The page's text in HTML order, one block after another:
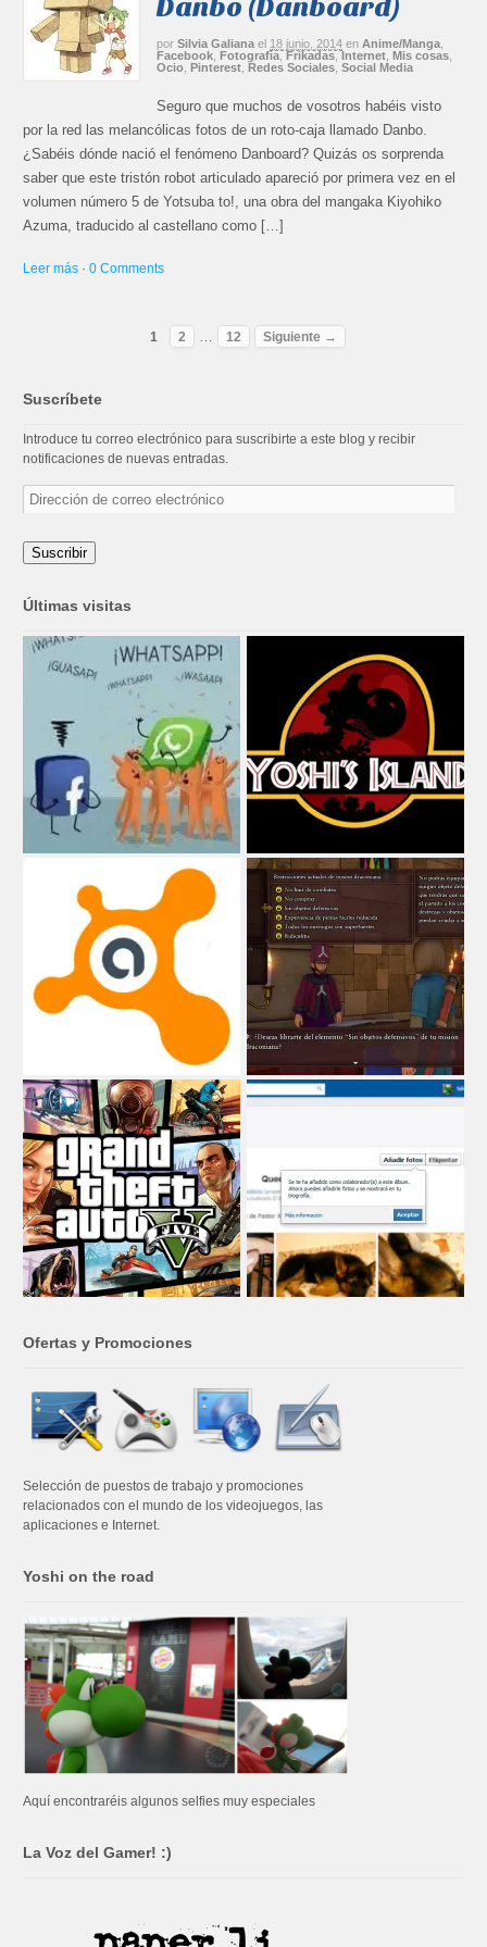
Danbo (Danboard)
por Silvia Galiana el 18 junio, 2014 en Anime/Manga
Facebook ,Fotografía,Frikadas,Internet ,Mis cosas
Ocio ,Pinterest ,Redes Sociales ,Social Media
Seguro que muchos de vosotros habéis visto
por la red las melancólicas fotos de un roto-caja llamado Danbo.
¿Sabéis dónde nació el fenómeno Danboard? Quizás os sorprenda
saber que este tristón robot articulado apareció por primera vez en el
volumen número 5 de Yotsuba to!, una obra del mangaka Kiyohiko
Azuma, traducido al castellano como […]
Leer más ·0 Comments
1 2 12 Siguiente →
Suscríbete
Introduce tu correo electrónico para suscribirte a este blog y recibir
notificaciones de nuevas entradas.
Dirección
de
electrónico
Suscribir
Últimas visitas
Ofertas y Promociones
Selección de puestos de trabajo y promociones
relacionados con el mundo de los videojuegos, las
aplicaciones e Internet.
Yoshi on the road
Aquí encontraréis algunos selfies muy especiales
La Voz del Gamer! :)